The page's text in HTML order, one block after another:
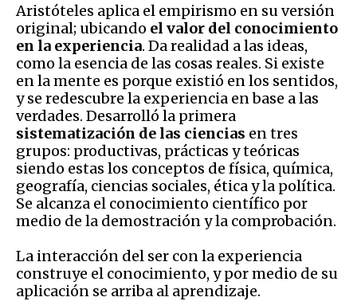
Aristóteles aplica el empirismo en su versión
original; ubicando el valor del conocimiento
en la experiencia. Da realidad a las ideas,
como la esencia de las cosas reales. Si existe
en la mente es porque existió en los sentidos,
y se redescubre la experiencia en base a las
verdades. Desarrolló la primera
sistematización de las ciencias en tres
grupos: productivas, prácticas y teóricas
siendo estas los conceptos de física, química,
geografía, ciencias sociales, ética y la política.
Se alcanza el conocimiento científico por
medio de la demostración y la comprobación.
La interacción del ser con la experiencia
construye el conocimiento, y por medio de su
aplicación se arriba al aprendizaje.